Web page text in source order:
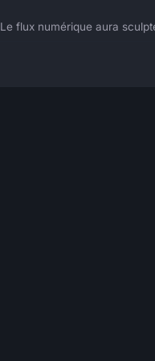
Le flux numérique aura